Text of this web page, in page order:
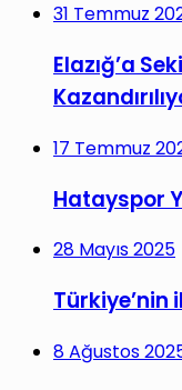
31 Temmuz
Elazığ’a
17 Temmuz
Hatayspor
28 Mayıs 2025
Türkiye’nin
8 Ağustos